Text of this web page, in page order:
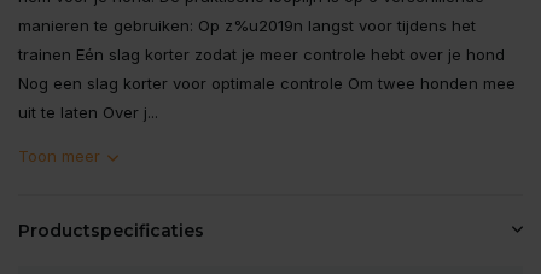
manieren te gebruiken: Op z%u2019n langst voor tijdens het
trainen Eén slag korter zodat je meer controle hebt over je hond
Nog een slag korter voor optimale controle Om twee honden mee
uit te laten Over j...
Toon meer
Productspecificaties